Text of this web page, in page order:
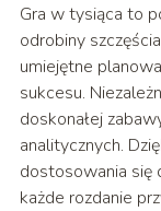
Gra w tysiąca to
odrobiny
umiejętne
sukcesu.
doskonałej
analitycznych.
dostosowania się
każde rozdanie